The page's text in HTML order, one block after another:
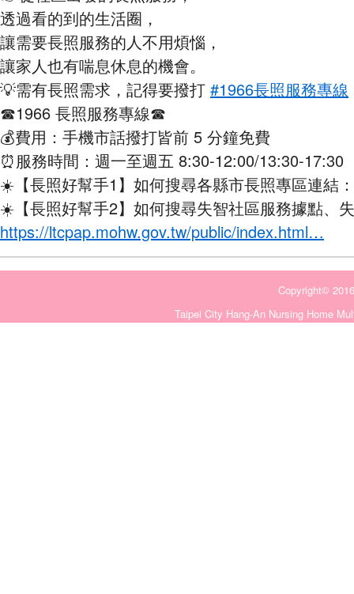
透過看的到的生活圈，
讓需要長照服務的人不用煩惱，
讓家人也有喘息休息的機會。
💡需有長照需求，記得要撥打 #1966長照服務專線
☎1966 長照服務專線☎
💰️費用：手機市話撥打皆前 5 分鐘免費
⏰服務時間：週一至週五 8:30-12:00/13:30-17:30
☀️【長照好幫手1】如何搜尋各縣市長照專區連結：
☀️【長照好幫手2】如何搜尋失智社區服務據點、
https://ltcpap.mohw.gov.tw/public/index.html…
Copyright©
Taipei City Hang-An Nursing Home